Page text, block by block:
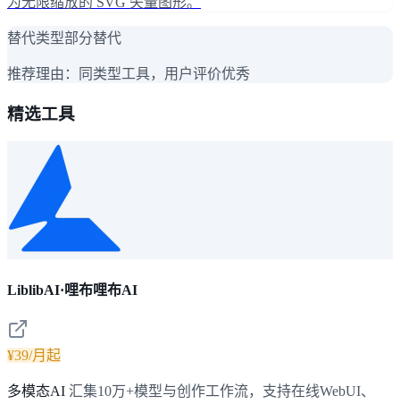
替代类型部分替代
推荐理由： 同类型工具，用户评价优秀
精选工具
LiblibAI·哩布哩布AI
¥39/月起
多模态AI 汇集10万+模型与创作工作流，支持在线WebUI、